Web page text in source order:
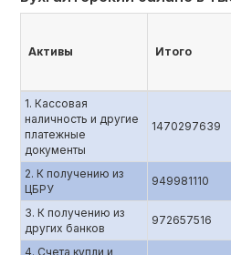
Активы Итого
1. Кассовая
наличность и другие
платежные
документы
1470297639
2. К получению из
ЦБРУ
949981110
3. К получению из
других банков
972657516
4. Счета купли и